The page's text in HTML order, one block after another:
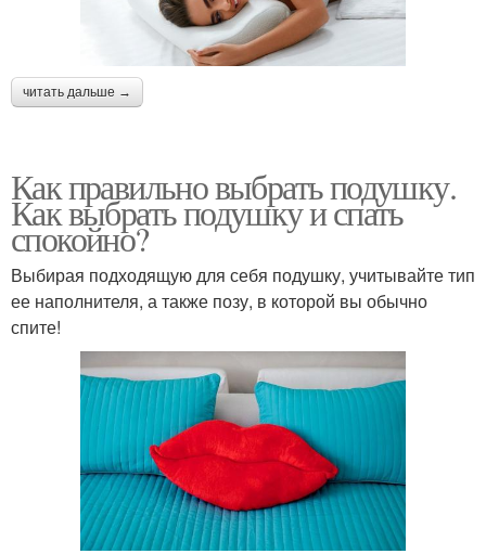
читать дальше →
Как правильно выбрать подушку.
Как выбрать подушку и спать
спокойно?
Выбирая подходящую для себя подушку, учитывайте тип
ее наполнителя, а также позу, в которой вы обычно
спите!